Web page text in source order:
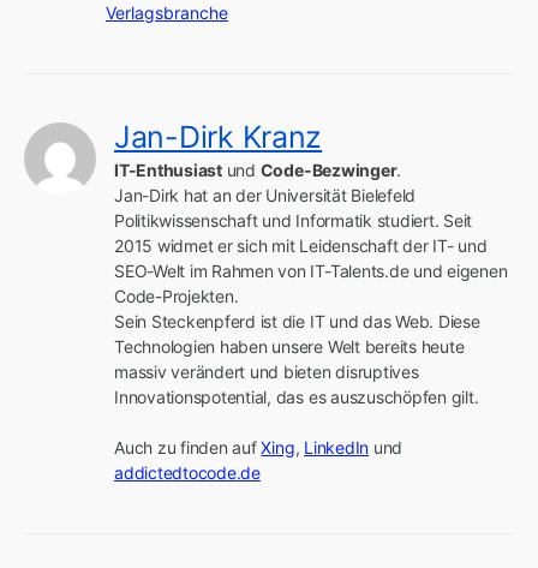
Verlagsbranche
Jan-Dirk Kranz
IT-Enthusiast und Code-Bezwinger.
Jan-Dirk hat an der Universität Bielefeld
Politikwissenschaft und Informatik studiert. Seit
2015 widmet er sich mit Leidenschaft der IT- und
SEO-Welt im Rahmen von IT-Talents.de und eigenen
Code-Projekten.
Sein Steckenpferd ist die IT und das Web. Diese
Technologien haben unsere Welt bereits heute
massiv verändert und bieten disruptives
Innovationspotential, das es auszuschöpfen gilt.
Auch zu finden auf Xing, LinkedIn
addictedtocode.de